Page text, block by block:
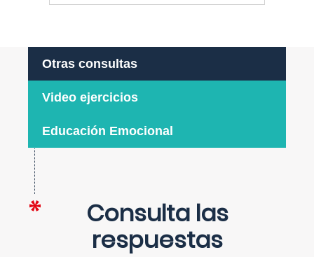
Otras consultas
Video ejercicios
Educación Emocional
Consulta las
respuestas